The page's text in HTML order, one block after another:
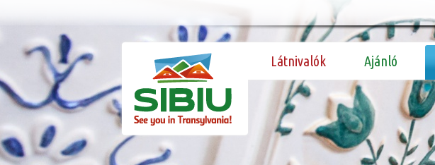
Látnivalók Ajánló